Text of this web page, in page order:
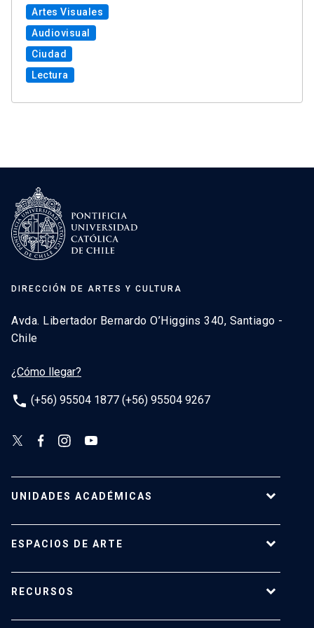
Artes Visuales
Audiovisual
Ciudad
Lectura
DIRECCIÓN DE ARTES Y CULTURA
Avda. Libertador Bernardo O’Higgins 340, Santiago -
Chile
¿Cómo llegar?
phone (+56) 95504 1877 (+56) 95504 9267
UNIDADES ACADÉMICAS
Escuela de Arte
Escuela de Diseño
ESPACIOS DE ARTE
Galería Macchina
RECURSOS